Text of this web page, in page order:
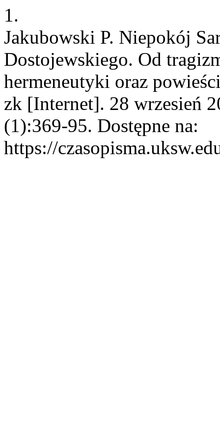
1.
Jakubowski P. Niepokój
Dostojewskiego. Od
hermeneutyki oraz
zk [Internet]. 28 wrzesień
(1):369-95. Dostępne na:
https://